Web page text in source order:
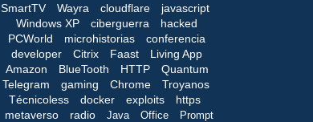
SmartTV
Wayra cloudflare
javascript
Windows XP
ciberguerra
hacked
PCWorld
microhistorias
conferencia
developer
Citrix Faast
Living App
Amazon
BlueTooth HTTP
Quantum
Telegram
gaming Chrome
Troyanos
Técnicoless
docker exploits
https
metaverso
radio Java Office
Prompt